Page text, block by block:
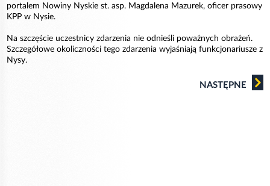
portalem Nowiny Nyskie st. asp. Magdalena Mazurek, oficer prasowy
KPP w Nysie.
Na szczęście uczestnicy zdarzenia nie odnieśli poważnych obrażeń.
Szczegółowe okoliczności tego zdarzenia wyjaśniają funkcjonariusze z
Nysy.
NASTĘPNE